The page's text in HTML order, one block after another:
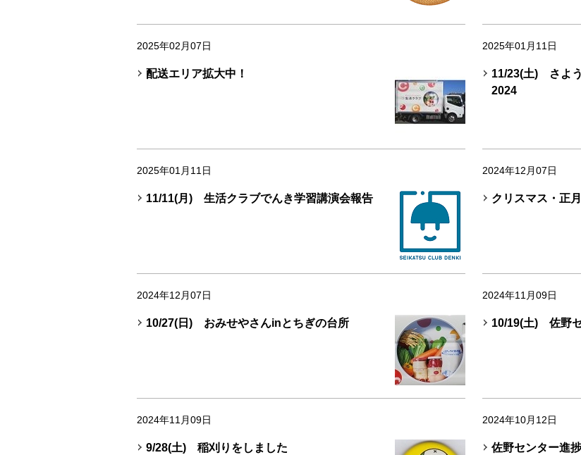
2025年02月07日
配送エリア拡大中！
2025年01月11日
11/23(土) さよ
2024
2025年01月11日
11/11(月) 生活クラブでんき学習講演会報告
2024年12月07日
クリスマス・正
2024年12月07日
10/27(日) おみせやさんinとちぎの台所
2024年11月09日
10/19(土) 佐野
2024年11月09日
9/28(土) 稲刈りをしました
2024年10月12日
佐野センター進